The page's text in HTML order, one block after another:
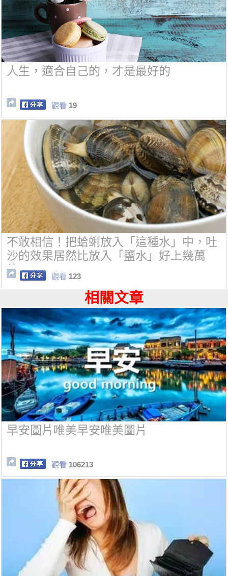
人生，適合自己的，才是最好的
觀看 19
不敢相信！把蛤蜊放入「這種水」中，吐
沙的效果居然比放入「鹽水」好上幾萬
倍！
觀看 123
相關文章
早安圖片唯美早安唯美圖片
觀看 106213